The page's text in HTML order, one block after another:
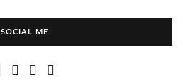
SOCIAL ME